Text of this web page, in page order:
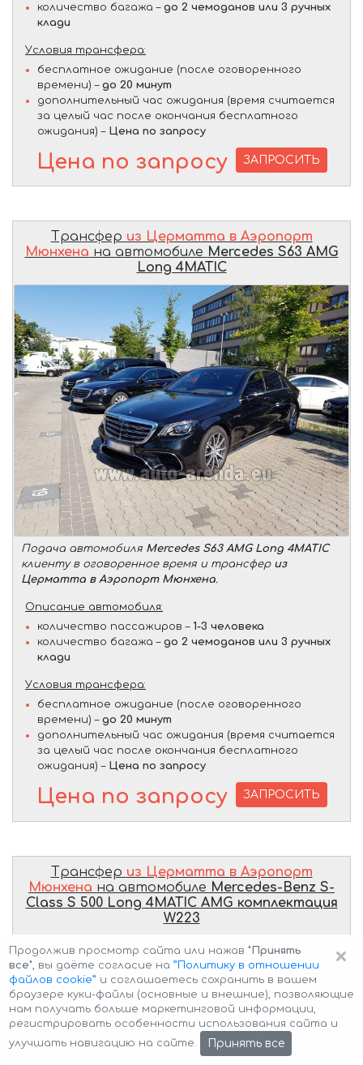
количество багажа – до 2 чемоданов или 3 ручных
клади
Условия трансфера:
бесплатное ожидание (после оговоренного
времени) – до 20 минут
дополнительный час ожидания (время считается
за целый час после окончания бесплатного
ожидания) – Цена по запросу
Цена по запросу ЗАПРОСИТЬ
Трансфер из Церматта в Аэропорт
Мюнхена на автомобиле Mercedes S63 AMG
Long 4MATIC
Подача автомобиля Mercedes S63 AMG Long 4MATIC
клиенту в оговоренное время и трансфер из
Церматта в Аэропорт Мюнхена.
Описание автомобиля:
количество пассажиров – 1-3 человека
количество багажа – до 2 чемоданов или 3 ручных
клади
Условия трансфера:
бесплатное ожидание (после оговоренного
времени) – до 20 минут
дополнительный час ожидания (время считается
за целый час после окончания бесплатного
ожидания) – Цена по запросу
Цена по запросу ЗАПРОСИТЬ
Трансфер из Церматта в Аэропорт
Мюнхена на автомобиле Mercedes-Benz S-
Class S 500 Long 4MATIC AMG комплектация
W223
×
Продолжив просмотр сайта или нажав "Принять
все", вы даёте согласие на ”Политику в отношении
файлов cookie” и соглашаетесь сохранить в вашем
браузере куки-файлы (основные и внешние), позволяющие
нам получать больше маркетинговой информации,
регистрировать особенности использования сайта и
улучшать навигацию на сайте.
Принять все